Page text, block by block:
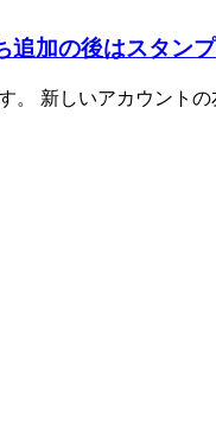
加の後はスタン
。 新しいアカウント